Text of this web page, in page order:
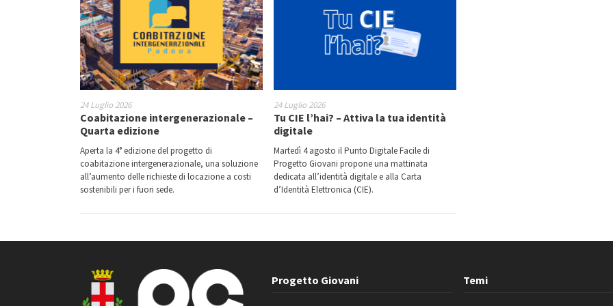
24 Luglio 2026
Coabitazione intergenerazionale –
Quarta edizione
Aperta la 4° edizione del progetto di
coabitazione intergenerazionale, una soluzione
all’aumento delle richieste di locazione a costi
sostenibili per i fuori sede.
24 Luglio 2026
Tu CIE l’hai? – Attiva la tua identità
digitale
Martedì 4 agosto il Punto Digitale Facile di
Progetto Giovani propone una mattinata
dedicata all’identità digitale e alla Carta
d’Identità Elettronica (CIE).
Progetto Giovani Temi